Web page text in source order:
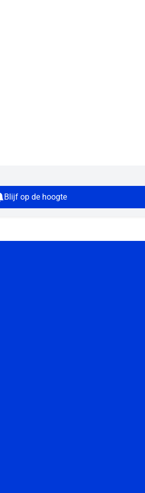
Blijf op de hoogte